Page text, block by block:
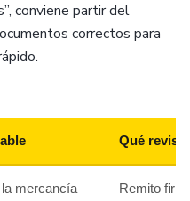
conviene partir del
correctos para
Qué revisar
mercancía
Remito